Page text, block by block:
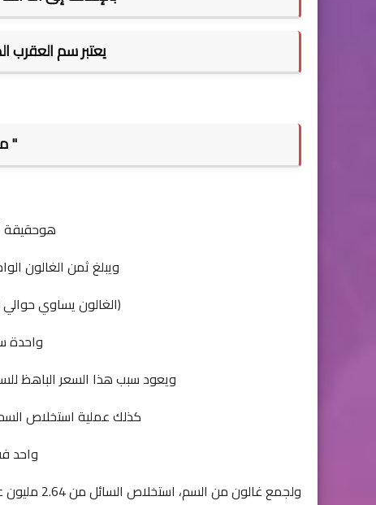
يعتبر سم العقرب
"
هوحقيقة
ويبلغ ثمن الغالون الواحد من
(الغالون يساوي حوالي 3.8 لتر)، أي أن الحصول على قطرة
واحدة
ويعود سبب هذا السعر الباهظ
كذلك عملية استخلاص
واحد
ولجمع غالون من السم، استخلاص السائل من 2.64 مليون عقرب،